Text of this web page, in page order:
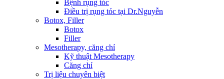
Bệnh rụng tóc
Điều trị rụng tóc tại Dr.Nguyễn
Botox, Filler
Botox
Filler
Mesotherapy, căng chỉ
Kỹ thuật Mesotherapy
Căng chỉ
Trị liệu chuyên biệt